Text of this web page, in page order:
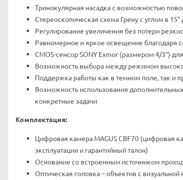
Тринокулярная насадка с возможностью
Стереоскопическая схема Грену с углом в
Регулирование увеличения без потери
Равномерное и яркое освещение благодаря
CMOS-сенсор SONY Exmor (размером 4/3″)
Возможность выбора между режимом
Поддержка работы как в темном поле, так и
Возможность использования
конкретные задачи
Комплектация:
Цифровая камера MAGUS CBF70 (цифровая
эксплуатации и гарантийный талон)
Основание со встроенным источником
Оптическая головка – объектив с визуальной